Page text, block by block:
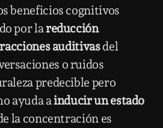
beneficios cognitivos
por lareducción
auditivasdel
o ruidos
predecible pero
ayuda ainducir un estado
la concentración es